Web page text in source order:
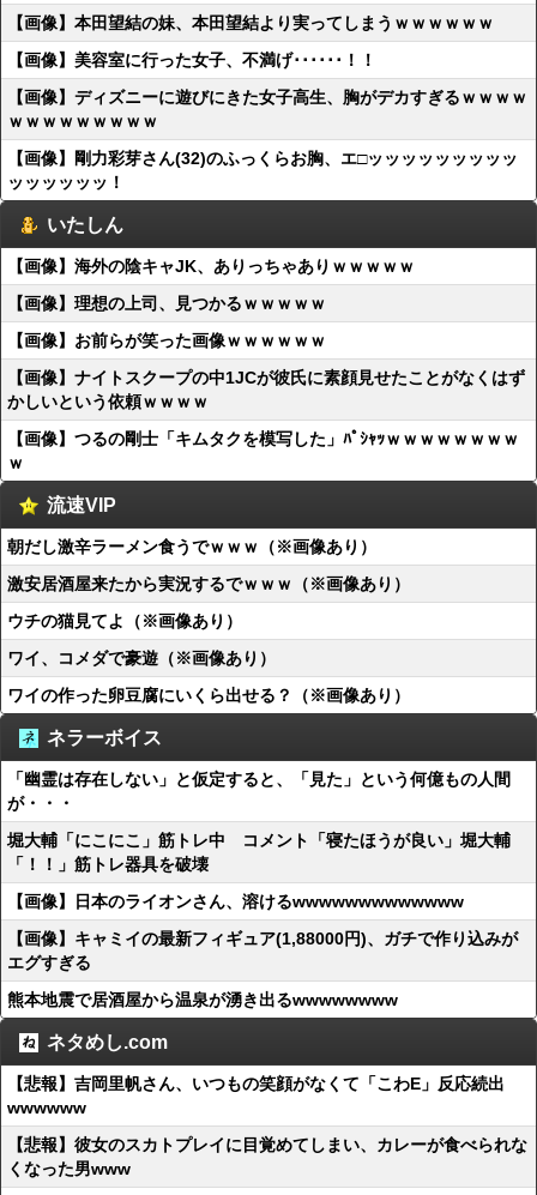
【画像】本田望結の妹、本田望結より実ってしまうｗｗｗｗｗｗ
【画像】美容室に行った女子、不満げ･･････！！
【画像】ディズニーに遊びにきた女子高生、胸がデカすぎるｗｗｗｗ
ｗｗｗｗｗｗｗｗｗ
【画像】剛力彩芽さん(32)のふっくらお胸、エ□ッッッッッッッッッ
ッッッッッッ！
いたしん
【画像】海外の陰キャJK、ありっちゃありｗｗｗｗｗ
【画像】理想の上司、見つかるｗｗｗｗｗ
【画像】お前らが笑った画像ｗｗｗｗｗｗ
【画像】ナイトスクープの中1JCが彼氏に素顔見せたことがなくはず
かしいという依頼ｗｗｗｗ
【画像】つるの剛士「キムタクを模写した」ﾊﾟｼｬｯｗｗｗｗｗｗｗｗ
ｗ
流速VIP
朝だし激辛ラーメン食うでｗｗｗ（※画像あり）
激安居酒屋来たから実況するでｗｗｗ（※画像あり）
ウチの猫見てよ（※画像あり）
ワイ、コメダで豪遊（※画像あり）
ワイの作った卵豆腐にいくら出せる？（※画像あり）
ネラーボイス
「幽霊は存在しない」と仮定すると、「見た」という何億もの人間
が・・・
堀大輔「にこにこ」筋トレ中 コメント「寝たほうが良い」堀大輔
「！！」筋トレ器具を破壊
【画像】日本のライオンさん、溶けるwwwwwwwwwwwww
【画像】キャミイの最新フィギュア(1,88000円)、ガチで作り込みが
エグすぎる
熊本地震で居酒屋から温泉が湧き出るwwwwwwww
ネタめし.com
【悲報】吉岡里帆さん、いつもの笑顔がなくて「こわE」反応続出
wwwwww
【悲報】彼女のスカトプレイに目覚めてしまい、カレーが食べられな
くなった男www